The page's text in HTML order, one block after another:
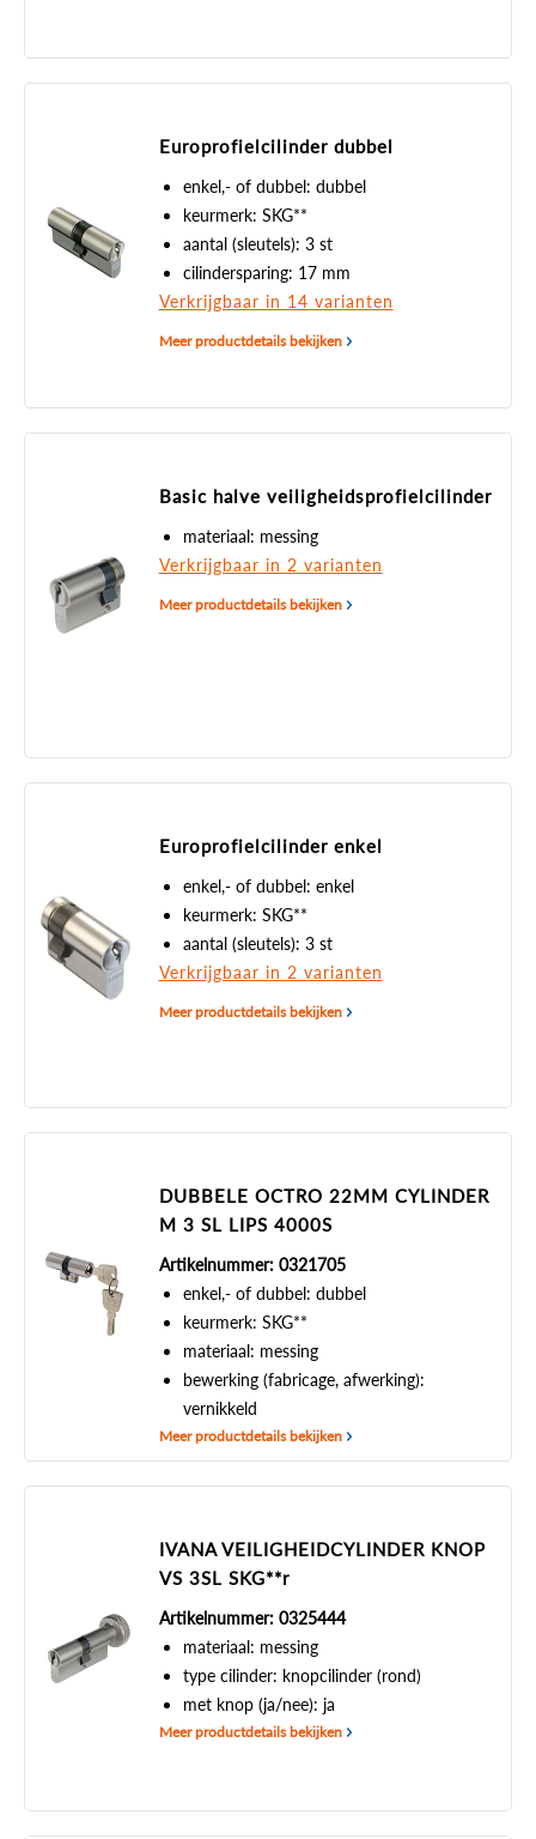
Europrofielcilinder dubbel
enkel,- of dubbel: dubbel
keurmerk: SKG**
aantal (sleutels): 3 st
cilindersparing: 17 mm
Verkrijgbaar in 14 varianten
Meer productdetails bekijken
Basic halve veiligheidsprofielcilinder
materiaal: messing
Verkrijgbaar in 2 varianten
Meer productdetails bekijken
Europrofielcilinder enkel
enkel,- of dubbel: enkel
keurmerk: SKG**
aantal (sleutels): 3 st
Verkrijgbaar in 2 varianten
Meer productdetails bekijken
DUBBELE OCTRO 22MM CYLINDER
M 3 SL LIPS 4000S
Artikelnummer: 0321705
enkel,- of dubbel: dubbel
keurmerk: SKG**
materiaal: messing
bewerking (fabricage, afwerking):
vernikkeld
Meer productdetails bekijken
IVANA VEILIGHEIDCYLINDER KNOP
VS 3SL SKG**r
Artikelnummer: 0325444
materiaal: messing
type cilinder: knopcilinder (rond)
met knop (ja/nee): ja
Meer productdetails bekijken